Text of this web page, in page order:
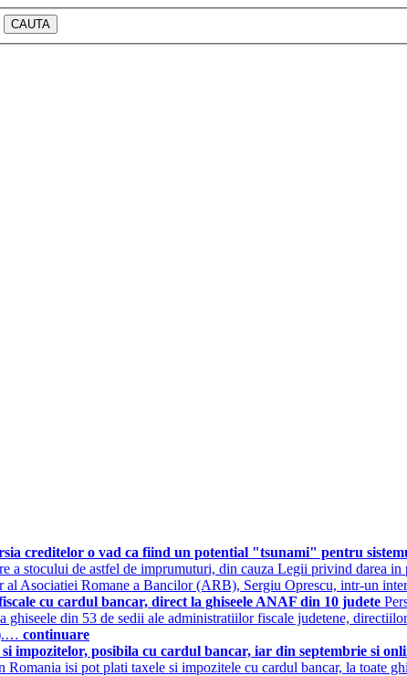
creditelor o vad ca fiind un potential "tsunami" pentru
a stocului de astfel de imprumuturi, din cauza Legii privind darea
al Asociatiei Romane a Bancilor (ARB), Sergiu Oprescu, intr-un
cu cardul bancar, direct la ghiseele ANAF din 10 judete
din 53 de sedii ale administratiilor fiscale judetene,
continuare
impozitelor, posibila cu cardul bancar, iar din septembrie si
isi pot plati taxele si impozitele cu cardul bancar, la toate